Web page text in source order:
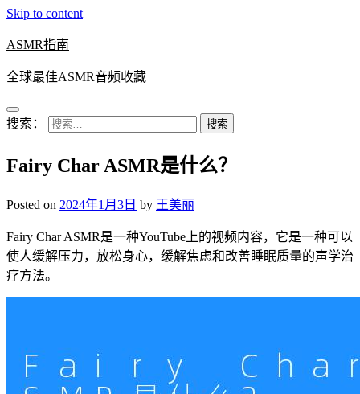
Skip to content
ASMR指南
全球最佳ASMR音频收藏
搜索：
Fairy Char ASMR是什么？
Posted on 2024年1月3日 by 王美丽
Fairy Char ASMR是一种YouTube上的视频内容，它是一种可以
使人缓解压力，放松身心，缓解焦虑和改善睡眠质量的声学治
疗方法。